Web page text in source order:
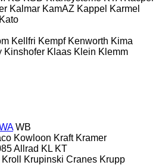
Kalmar KamAZ Kappel Karmel
Kato
Kellfri Kempf Kenworth Kima
Kinshofer Klaas Klein Klemm
WB
Kowloon Kraft Kramer
Allrad KL KT
Kroll Krupinski Cranes Krupp